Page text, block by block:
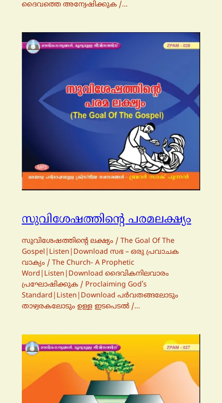
ദൈവത്തെ അന്വേഷിക്കുക /…
സുവിശേഷത്തിന്റെ പരമലക്ഷ്യം
സുവിശേഷത്തിന്റെ ലക്ഷ്യം / The Goal Of The
Gospel|Listen|Download സഭ – ഒരു പ്രവാചക
വാക്യം / The Church- A Prophetic
Word|Listen|Download ദൈവികനിലവാരം
പ്രഘോഷിക്കുക / Proclaiming God’s
Standard|Listen|Download പര്‍വതങ്ങലോടും
താഴ്വരകലോടും ഉള്ള ഇടപെടല്‍ /…